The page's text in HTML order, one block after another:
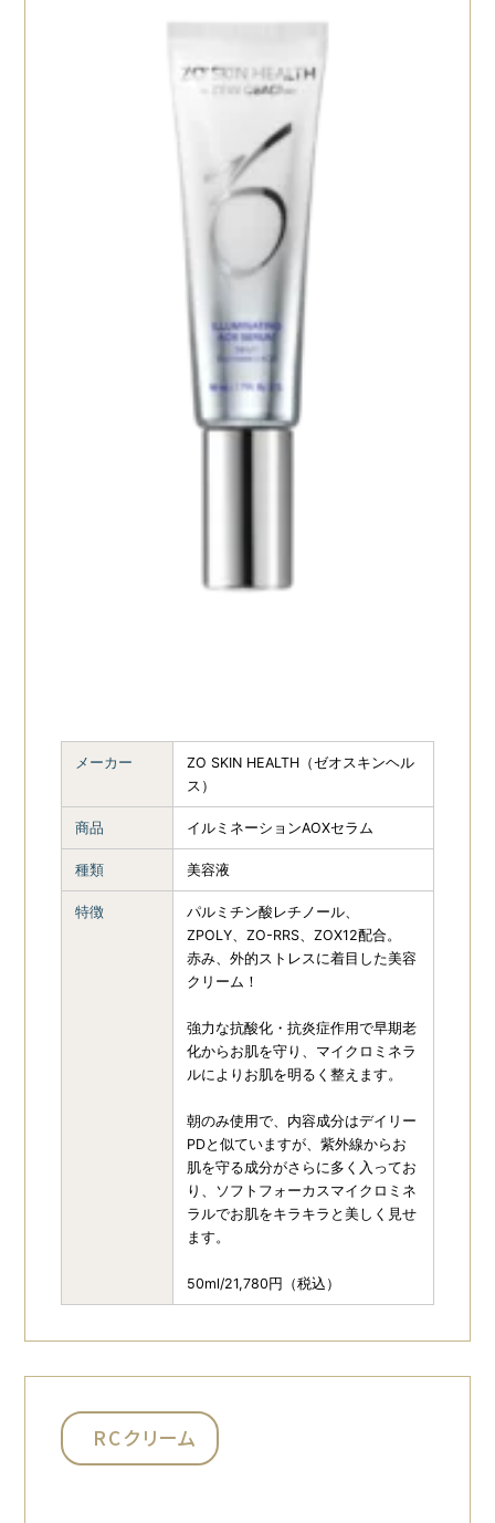
メーカー
ZO SKIN HEALTH（ゼオスキンヘル
ス）
商品 イルミネーションAOXセラム
種類 美容液
特徴
パルミチン酸レチノール、
ZPOLY、ZO-RRS、ZOX12配合。
赤み、外的ストレスに着目した美容
クリーム！
強力な抗酸化・抗炎症作用で早期老
化からお肌を守り、マイクロミネラ
ルによりお肌を明るく整えます。
朝のみ使用で、内容成分はデイリー
PDと似ていますが、紫外線からお
肌を守る成分がさらに多く入ってお
り、ソフトフォーカスマイクロミネ
ラルでお肌をキラキラと美しく見せ
ます。
50ml/21,780円（税込）
RCクリーム